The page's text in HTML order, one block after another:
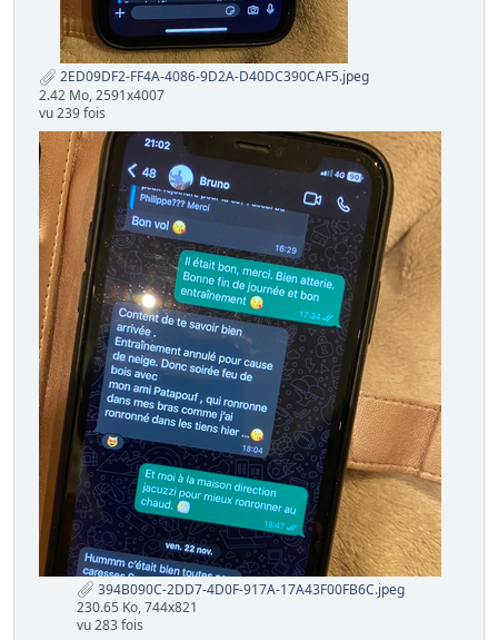
2ED09DF2-FF4A-4086-9D2A-D40DC390CAF5.jpeg
2.42 Mo, 2591x4007
vu 239 fois
394B090C-2DD7-4D0F-917A-17A43F00FB6C.jpeg
230.65 Ko, 744x821
vu 283 fois